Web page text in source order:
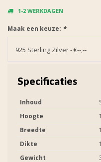
1-2 WERKDAGEN
Maak een keuze: *
925 Sterling Zilver - €--,--
Specificaties
Inhoud
Hoogte
Breedte
Dikte
Gewicht